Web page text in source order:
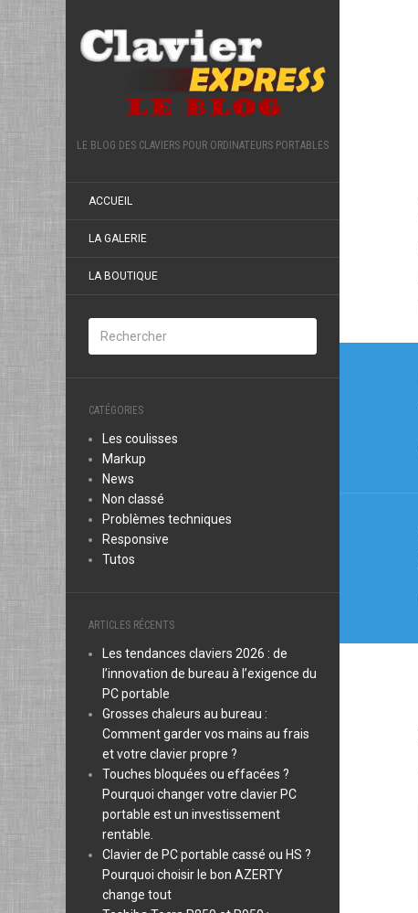
LE BLOG DES CLAVIERS POUR ORDINATEURS PORTABLES
ACCUEIL
LA GALERIE
LA BOUTIQUE
CATÉGORIES
Les coulisses
Markup
News
Non classé
Problèmes techniques
Responsive
Tutos
ARTICLES RÉCENTS
Les tendances claviers 2026 : de
l’innovation de bureau à l’exigence du
PC portable
Grosses chaleurs au bureau :
Comment garder vos mains au frais
et votre clavier propre ?
Touches bloquées ou effacées ?
Pourquoi changer votre clavier PC
portable est un investissement
rentable.
Clavier de PC portable cassé ou HS ?
Pourquoi choisir le bon AZERTY
change tout